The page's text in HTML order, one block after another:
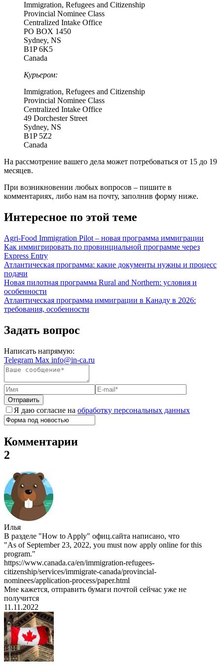
Immigration, Refugees and Citizenship
Provincial Nominee Class
Centralized Intake Office
PO BOX 1450
Sydney, NS
B1P 6K5
Canada
Курьером:
Immigration, Refugees and Citizenship
Provincial Nominee Class
Centralized Intake Office
49 Dorchester Street
Sydney, NS
B1P 5Z2
Canada
На рассмотрение вашего дела может потребоваться от 15 до 19
месяцев.
При возникновении любых вопросов – пишите в
комментариях, либо нам на почту, заполнив форму ниже.
Интересное по этой теме
Agri-Food Immigration Pilot – новая программа иммиграции
Как иммигрировать по провинциальной программе через
Express Entry
Атлантическая программа: какие документы нужны и процесс
подачи
Новая пилотная программа Rural and Northern: условия и
особенности
Атлантическая программа иммиграции в Канаду в 2026:
требования, особенности
Задать вопрос
Написать напрямую:
Telegram Max info@in-ca.ru
Отправить
Я даю согласие на обработку персональных данных
Комментарии
2
Илья
В разделе "How to Apply" офиц.сайта написано, что
"As of September 23, 2022, you must now apply online for this
program."
https://www.canada.ca/en/immigration-refugees-
citizenship/services/immigrate-canada/provincial-
nominees/application-process/paper.html
Мне кажется, отправить бумаги почтой сейчас уже не
получится
11.11.2022